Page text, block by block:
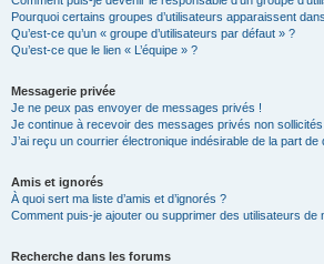
Pourquoi certains groupes d’utilisateurs apparaissent
Qu’est-ce qu’un « groupe d’utilisateurs par défaut » ?
Qu’est-ce que le lien « L’équipe » ?
Messagerie privée
Je ne peux pas envoyer de messages privés !
Je continue à recevoir des messages privés non sollicités
J’ai reçu un courrier électronique indésirable de la part de
Amis et ignorés
À quoi sert ma liste d’amis et d’ignorés ?
Comment puis-je ajouter ou supprimer des utilisateurs de
Recherche dans les forums